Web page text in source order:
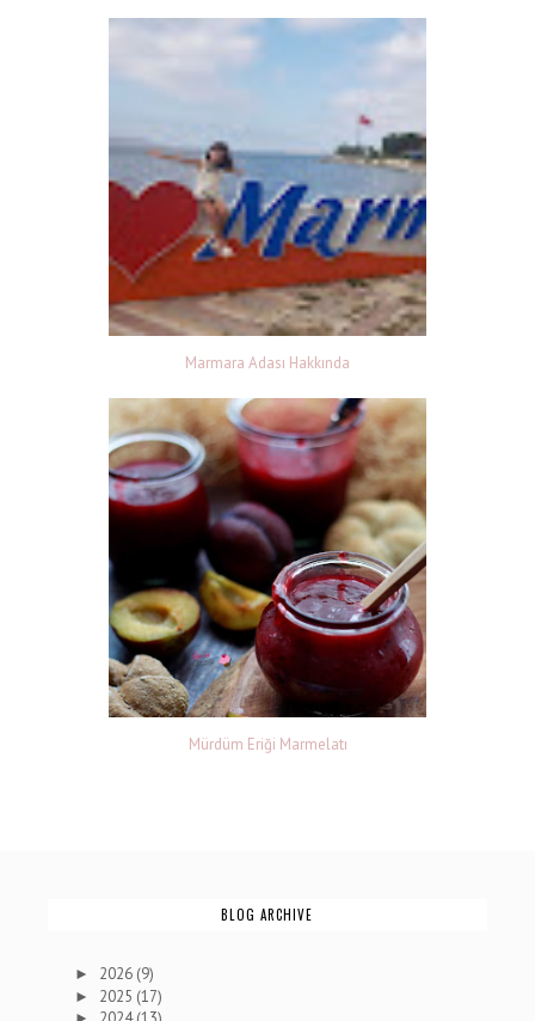
Marmara Adası Hakkında
Mürdüm Eriği Marmelatı
BLOG ARCHIVE
► 2026 (9)
► 2025 (17)